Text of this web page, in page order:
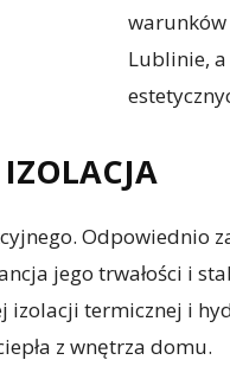
Lublinie,
Odpowiednio
jego trwałości i
izolacji termicznej i
z wnętrza domu.